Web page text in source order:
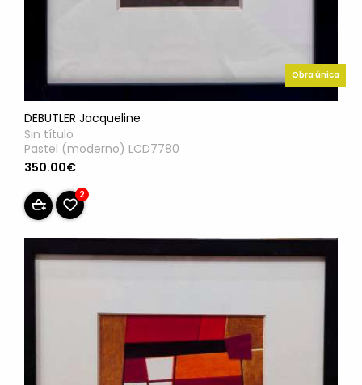
Obra única
DEBUTLER Jacqueline
Sin título
Pastel (moderno) LCD7780
350.00€
2